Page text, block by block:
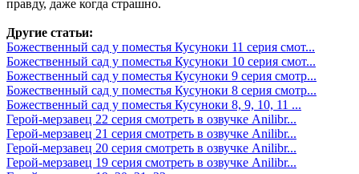
правду, даже когда страшно.
Другие статьи:
Божественный сад у поместья Кусуноки 11 серия смот...
Божественный сад у поместья Кусуноки 10 серия смот...
Божественный сад у поместья Кусуноки 9 серия смотр...
Божественный сад у поместья Кусуноки 8 серия смотр...
Божественный сад у поместья Кусуноки 8, 9, 10, 11 ...
Герой-мерзавец 22 серия смотреть в озвучке Anilibr...
Герой-мерзавец 21 серия смотреть в озвучке Anilibr...
Герой-мерзавец 20 серия смотреть в озвучке Anilibr...
Герой-мерзавец 19 серия смотреть в озвучке Anilibr...